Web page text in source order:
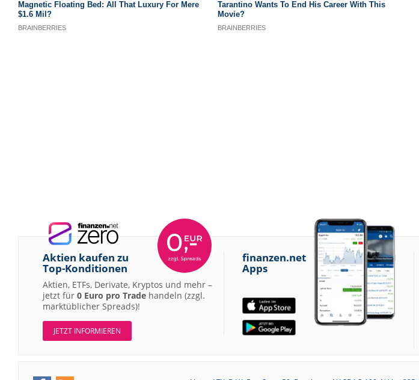
Aktien kaufen zu
Top-Konditionen
Aktien, ETFs, Derivate, Kryptos und mehr –
jetzt für 0 Euro pro Trade handeln (zzgl.
marktüblicher Spreads)!
JETZT INFORMIEREN
finanzen.net
Apps